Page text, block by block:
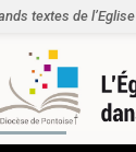
textes de l’Eglise